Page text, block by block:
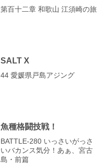
第百十二章 和歌山 江須崎の旅
SALT X
44 愛媛県戸島アジング
魚種格闘技戦！
BATTLE-280 いっさいがっさ
いバカンス気分！あぁ、宮古
島・前篇